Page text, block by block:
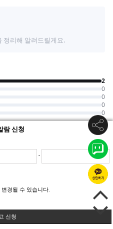
람 신청
-
경될 수 있습니다.
신청